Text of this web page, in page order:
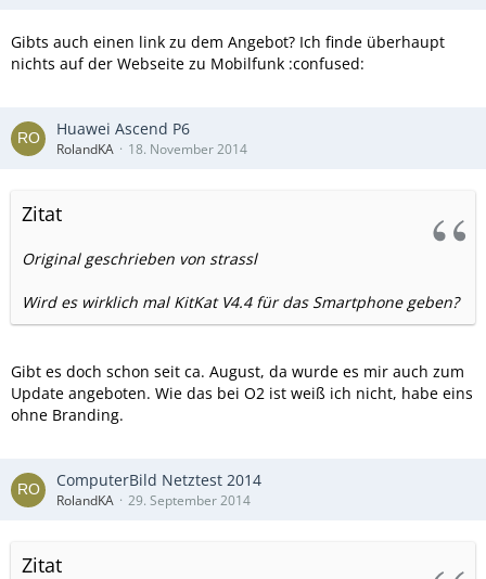
Gibts auch einen link zu dem Angebot? Ich finde überhaupt
nichts auf der Webseite zu Mobilfunk :confused:
Huawei Ascend P6
RolandKA 18. November 2014
Zitat
Original geschrieben von strassl
Wird es wirklich mal KitKat V4.4 für das Smartphone geben?
Gibt es doch schon seit ca. August, da wurde es mir auch zum
Update angeboten. Wie das bei O2 ist weiß ich nicht, habe eins
ohne Branding.
ComputerBild Netztest 2014
RolandKA 29. September 2014
Zitat